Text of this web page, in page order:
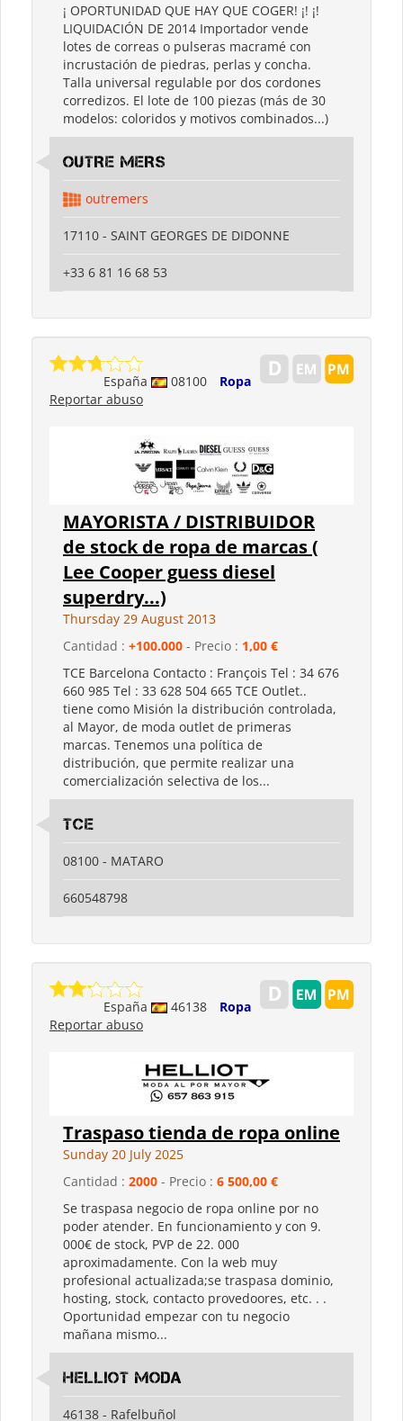
¡ OPORTUNIDAD QUE HAY QUE COGER! ¡! ¡!
LIQUIDACIÓN DE 2014 Importador vende
lotes de correas o pulseras macramé con
incrustación de piedras, perlas y concha.
Talla universal regulable por dos cordones
corredizos. El lote de 100 piezas (más de 30
modelos: coloridos y motivos combinados...)
OUTRE MERS
outremers
17110 - SAINT GEORGES DE DIDONNE
+33 6 81 16 68 53
España 08100
Ropa
Reportar abuso
MAYORISTA / DISTRIBUIDOR
de stock de ropa de marcas (
Lee Cooper guess diesel
superdry...)
Thursday 29 August 2013
Cantidad : +100.000 - Precio : 1,00 €
TCE Barcelona Contacto : François Tel : 34 676
660 985 Tel : 33 628 504 665 TCE Outlet..
tiene como Misión la distribución controlada,
al Mayor, de moda outlet de primeras
marcas. Tenemos una política de
distribución, que permite realizar una
comercialización selectiva de los...
tce
08100 - MATARO
660548798
España 46138
Ropa
Reportar abuso
Traspaso tienda de ropa online
Sunday 20 July 2025
Cantidad : 2000 - Precio : 6 500,00 €
Se traspasa negocio de ropa online por no
poder atender. En funcionamiento y con 9.
000€ de stock, PVP de 22. 000
aproximadamente. Con la web muy
profesional actualizada;se traspasa dominio,
hosting, stock, contacto provedoores, etc. . .
Oportunidad empezar con tu negocio
mañana mismo...
Helliot moda
46138 - Rafelbuñol